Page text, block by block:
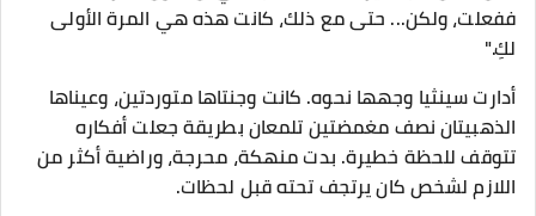
ففعلت، ولكن... حتى مع ذلك، كانت هذه هي المرة الأولى
لكِ."
أدارت سينثيا وجهها نحوه. كانت وجنتاها متوردتين، وعيناها
الذهبيتان نصف مغمضتين تلمعان بطريقة جعلت أفكاره
تتوقف للحظة خطيرة. بدت منهكة، محرجة، وراضية أكثر من
اللازم لشخص كان يرتجف تحته قبل لحظات.